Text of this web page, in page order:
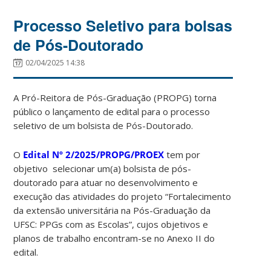
Processo Seletivo para bolsas
de Pós-Doutorado
02/04/2025 14:38
A Pró-Reitora de Pós-Graduação (PROPG) torna
público o lançamento de edital para o processo
seletivo de um bolsista de Pós-Doutorado.
O Edital Nº 2/2025/PROPG/PROEX tem por
objetivo selecionar um(a) bolsista de pós-
doutorado para atuar no desenvolvimento e
execução das atividades do projeto “Fortalecimento
da extensão universitária na Pós-Graduação da
UFSC: PPGs com as Escolas”, cujos objetivos e
planos de trabalho encontram-se no Anexo II do
edital.